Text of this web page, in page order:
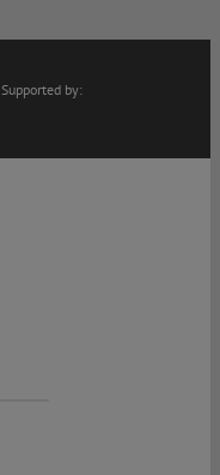
Supported by: